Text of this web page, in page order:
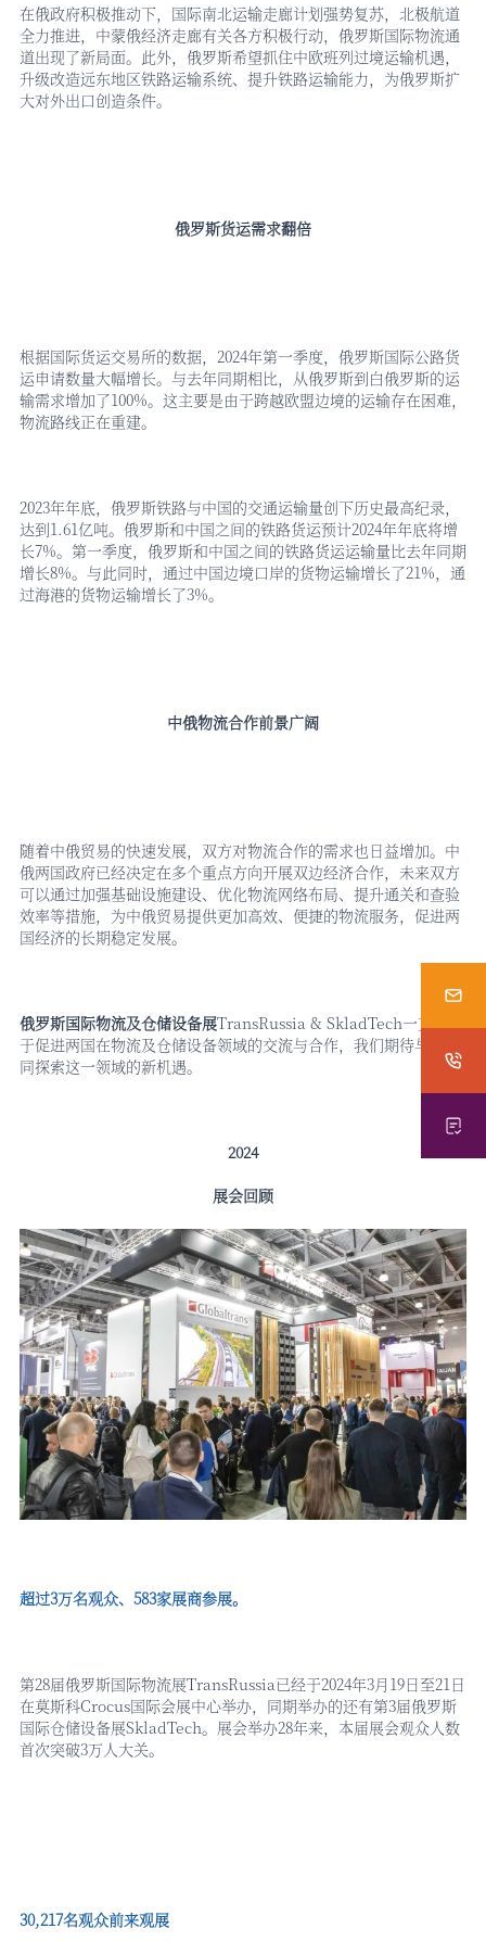
在俄政府积极推动下，国际南北运输走廊计划强势复苏，北极航道
全力推进，中蒙俄经济走廊有关各方积极行动，俄罗斯国际物流通
道出现了新局面。此外，俄罗斯希望抓住中欧班列过境运输机遇，
升级改造远东地区铁路运输系统、提升铁路运输能力，为俄罗斯扩
大对外出口创造条件。
俄罗斯货运需求翻倍
根据国际货运交易所的数据， 2024年第一季度，俄罗斯国际公路货
运申请数量大幅增长。与去年同期相比，从俄罗斯到白俄罗斯的运
输需求增加了100%。这主要是由于跨越欧盟边境的运输存在困难，
物流路线正在重建。
2023年年底，俄罗斯铁路与中国的交通运输量创下历史最高纪录，
达到1.61亿吨。俄罗斯和中国之间的铁路货运预计2024年年底将增
长7%。第一季度，俄罗斯和中国之间的铁路货运运输量比去年同期
增长8%。与此同时，通过中国边境口岸的货物运输增长了21%，通
过海港的货物运输增长了3%。
中俄物流合作前景广阔
随着中俄贸易的快速发展，双方对物流合作的需求也日益增加。中
俄两国政府已经决定在多个重点方向开展双边经济合作，未来双方
可以通过加强基础设施建设、优化物流网络布局、提升通关和查验
效率等措施，为中俄贸易提供更加高效、便捷的物流服务，促进两
国经济的长期稳定发展。
俄罗斯国际物流及仓储设备展TransRussia & SkladTech一直致力
于促进两国在物流及仓储设备领域的交流与合作，我们期待与您共
同探索这一领域的新机遇。
2024
展会回顾
超过3万名观众、583家展商参展。
第28届俄罗斯国际物流展TransRussia已经于2024年3月19日至21日
在莫斯科Crocus国际会展中心举办，同期举办的还有第3届俄罗斯
国际仓储设备展SkladTech。展会举办28年来，本届展会观众人数
首次突破3万人大关。
30,217名观众前来观展